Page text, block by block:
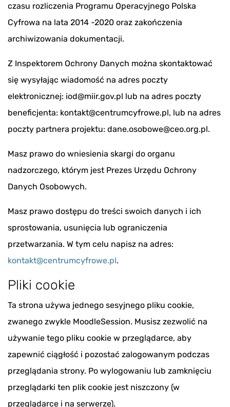
czasu rozliczenia Programu Operacyjnego Polska
Cyfrowa na lata 2014 -2020 oraz zakończenia
archiwizowania dokumentacji.
Z Inspektorem Ochrony Danych można skontaktować
się wysyłając wiadomość na adres poczty
elektronicznej: iod@miir.gov.pl lub na adres poczty
beneficjenta: kontakt@centrumcyfrowe.pl, lub na adres
poczty partnera projektu: dane.osobowe@ceo.org.pl.
Masz prawo do wniesienia skargi do organu
nadzorczego, którym jest Prezes Urzędu Ochrony
Danych Osobowych.
Masz prawo dostępu do treści swoich danych i ich
sprostowania, usunięcia lub ograniczenia
przetwarzania. W tym celu napisz na adres:
kontakt@centrumcyfrowe.pl.
Pliki cookie
Ta strona używa jednego sesyjnego pliku cookie,
zwanego zwykle MoodleSession. Musisz zezwolić na
używanie tego pliku cookie w przeglądarce, aby
zapewnić ciągłość i pozostać zalogowanym podczas
przeglądania strony. Po wylogowaniu lub zamknięciu
przeglądarki ten plik cookie jest niszczony (w
przeglądarce i na serwerze).